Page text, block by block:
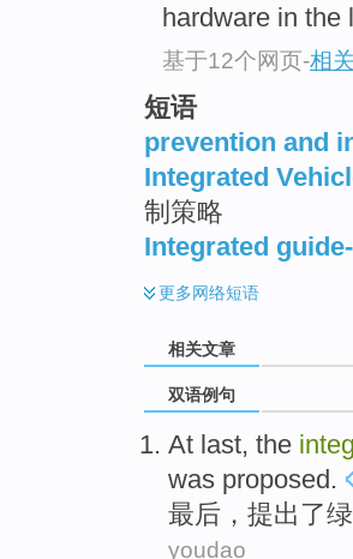
hardware in the
基于12个网页-相
短语
prevention and
Integrated
制策略
Integrated
更多网络短语
相关文章
双语例句
At last, the
was proposed .
最后 ，提出 了
youdao